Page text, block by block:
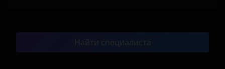
Найти специалиста